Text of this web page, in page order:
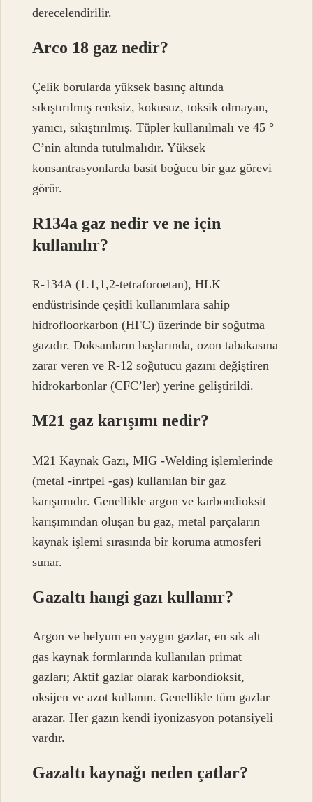
derecelendirilir.
Arco 18 gaz nedir?
Çelik borularda yüksek basınç altında
sıkıştırılmış renksiz, kokusuz, toksik olmayan,
yanıcı, sıkıştırılmış. Tüpler kullanılmalı ve 45 °
C’nin altında tutulmalıdır. Yüksek
konsantrasyonlarda basit boğucu bir gaz görevi
görür.
R134a gaz nedir ve ne için
kullanılır?
R-134A (1.1,1,2-tetraforoetan), HLK
endüstrisinde çeşitli kullanımlara sahip
hidrofloorkarbon (HFC) üzerinde bir soğutma
gazıdır. Doksanların başlarında, ozon tabakasına
zarar veren ve R-12 soğutucu gazını değiştiren
hidrokarbonlar (CFC’ler) yerine geliştirildi.
M21 gaz karışımı nedir?
M21 Kaynak Gazı, MIG -Welding işlemlerinde
(metal -inrtpel -gas) kullanılan bir gaz
karışımıdır. Genellikle argon ve karbondioksit
karışımından oluşan bu gaz, metal parçaların
kaynak işlemi sırasında bir koruma atmosferi
sunar.
Gazaltı hangi gazı kullanır?
Argon ve helyum en yaygın gazlar, en sık alt
gas kaynak formlarında kullanılan primat
gazları; Aktif gazlar olarak karbondioksit,
oksijen ve azot kullanın. Genellikle tüm gazlar
arazar. Her gazın kendi iyonizasyon potansiyeli
vardır.
Gazaltı kaynağı neden çatlar?